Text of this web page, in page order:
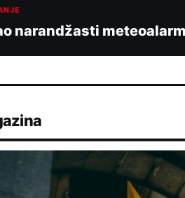
narandžasti